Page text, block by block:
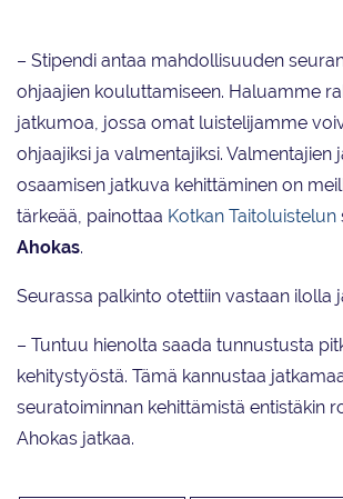
– Stipendi antaa mahdollisuuden
ohjaajien kouluttamiseen. Haluamme
jatkumoa, jossa omat luistelijamme
ohjaajiksi ja valmentajiksi. Valmentajien
osaamisen jatkuva kehittäminen on
tärkeää, painottaa Kotkan Taitoluistelun
Ahokas.
Seurassa palkinto otettiin vastaan ilolla
– Tuntuu hienolta saada tunnustusta
kehitystyöstä. Tämä kannustaa
seuratoiminnan kehittämistä entistäkin
Ahokas jatkaa.